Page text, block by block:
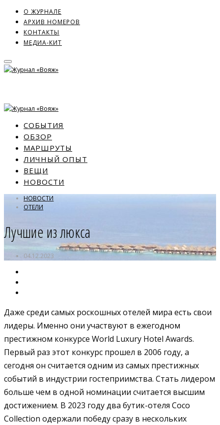
О ЖУРНАЛЕ
АРХИВ НОМЕРОВ
КОНТАКТЫ
МЕДИА-КИТ
СОБЫТИЯ
ОБЗОР
МАРШРУТЫ
ЛИЧНЫЙ ОПЫТ
ВЕЩИ
НОВОСТИ
НОВОСТИ
ОТЕЛИ
Лучшие из люкса
04.12.2023
Даже среди самых роскошных отелей мира есть свои
лидеры. Именно они участвуют в ежегодном
престижном конкурсе World Luxury Hotel Awards.
Первый раз этот конкурс прошел в 2006 году, а
сегодня он считается одним из самых престижных
событий в индустрии гостеприимства. Стать лидером
больше чем в одной номинации считается высшим
достижением. В 2023 году два бутик-отеля Coco
Collection одержали победу сразу в нескольких